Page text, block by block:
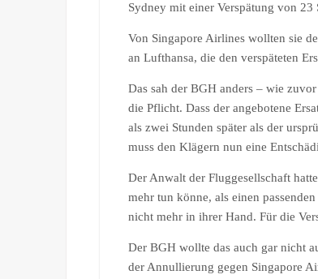
Sydney mit einer Verspätung von 23
Von Singapore Airlines wollten sie
an Lufthansa, die den verspäteten
Das sah der BGH anders – wie
die Pflicht. Dass der angebotene
als zwei Stunden später als der
muss den Klägern nun eine
Der Anwalt der Fluggesellschaft
mehr tun könne, als einen
nicht mehr in ihrer Hand. Für die
Der BGH wollte das auch gar nicht
der Annullierung gegen Singapore